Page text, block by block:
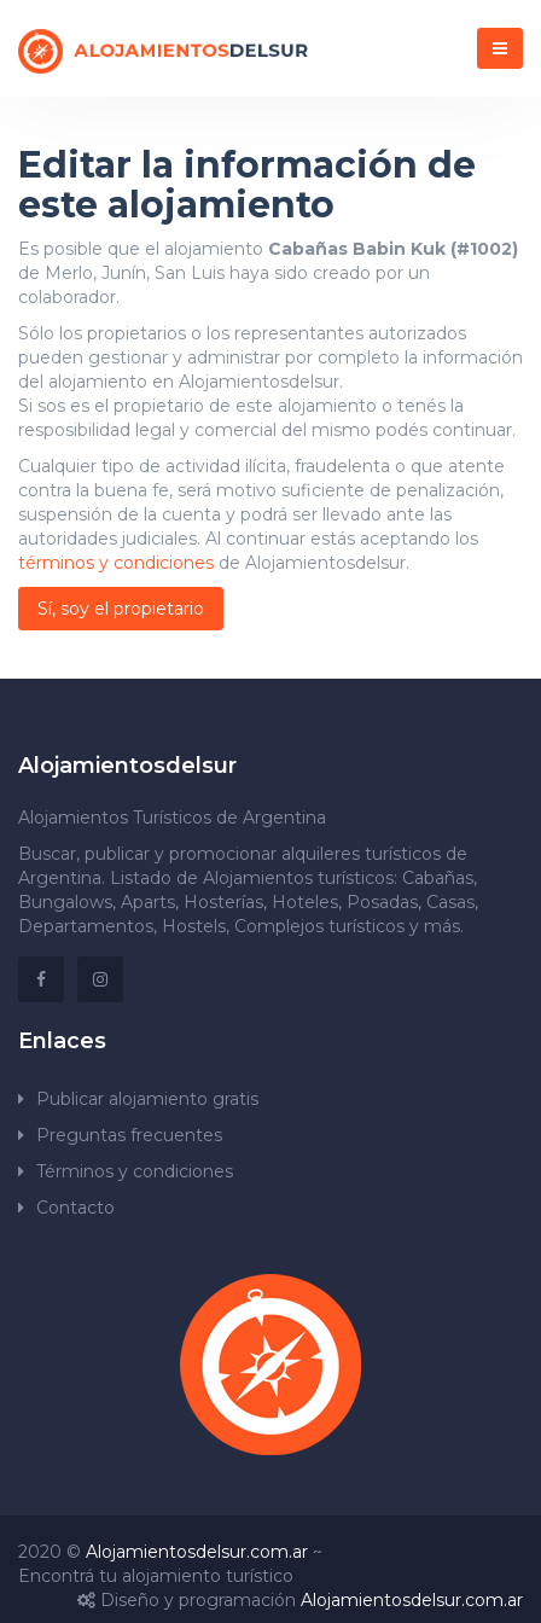
Menú
Editar la información de
este alojamiento
Es posible que el alojamiento Cabañas Babin Kuk (#1002)
de Merlo, Junín, San Luis haya sido creado por un
colaborador.
Sólo los propietarios o los representantes autorizados
pueden gestionar y administrar por completo la información
del alojamiento en Alojamientosdelsur.
Si sos es el propietario de este alojamiento o tenés la
resposibilidad legal y comercial del mismo podés continuar.
Cualquier tipo de actividad ilícita, fraudelenta o que atente
contra la buena fe, será motivo suficiente de penalización,
suspensión de la cuenta y podrá ser llevado ante las
autoridades judiciales. Al continuar estás aceptando los
términos y condiciones de Alojamientosdelsur.
Sí, soy el propietario
Alojamientosdelsur
Alojamientos Turísticos de Argentina
Buscar, publicar y promocionar alquileres turísticos de
Argentina. Listado de Alojamientos turísticos: Cabañas,
Bungalows, Aparts, Hosterías, Hoteles, Posadas, Casas,
Departamentos, Hostels, Complejos turísticos y más.
Enlaces
Publicar alojamiento gratis
Preguntas frecuentes
Términos y condiciones
Contacto
2020 © Alojamientosdelsur.com.ar ~
Encontrá tu alojamiento turístico
Diseño y programación Alojamientosdelsur.com.ar